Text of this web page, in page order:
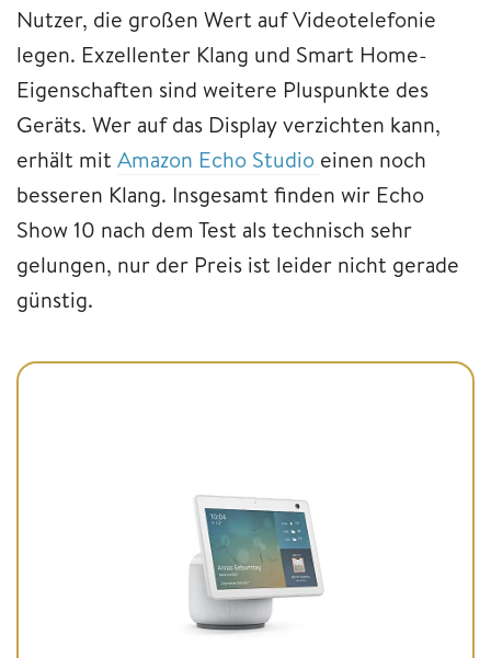
Nutzer, die großen Wert auf Videotelefonie
legen. Exzellenter Klang und Smart Home-
Eigenschaften sind weitere Pluspunkte des
Geräts. Wer auf das Display verzichten kann,
erhält mit Amazon Echo Studio einen noch
besseren Klang. Insgesamt finden wir Echo
Show 10 nach dem Test als technisch sehr
gelungen, nur der Preis ist leider nicht gerade
günstig.